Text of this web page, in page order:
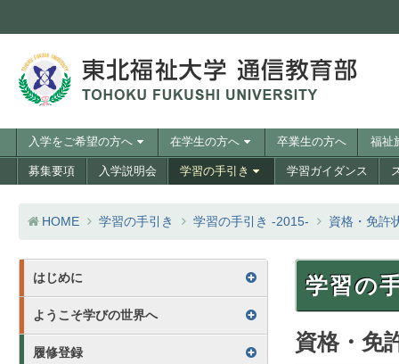
訪問者別メニュー
コンテンツへスキップ
入学をご希望の方へ 在学生の方へ 卒業生の方へ 福祉
メニュー
募集要項 入学説明会 学習の手引き 学習ガイダンス
HOME 学習の手引き 学習の手引き -2015- 資格・免許
学習の
資格・免
学習の手引き 目次
はじめに
ようこそ学びの世界へ
履修登録